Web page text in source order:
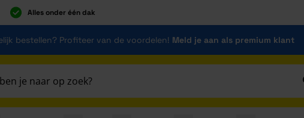
Alles onder één dak
bestellen? Profiteer van de voordelen! Meld je aan als premium klant